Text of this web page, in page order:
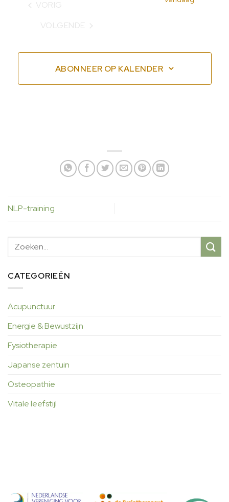
VORIG
VOLGENDE
ABONNEER OP KALENDER
NLP-training
CATEGORIEËN
Acupunctuur
Energie & Bewustzijn
Fysiotherapie
Japanse zentuin
Osteopathie
Vitale leefstijl